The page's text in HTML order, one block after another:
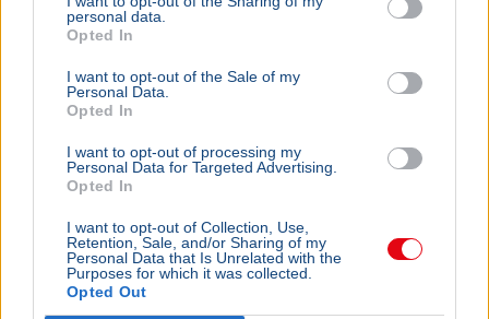
personal data.
Opted In
I want to opt-out of the Sale of my
Personal Data.
Opted In
I want to opt-out of processing my
Personal Data for Targeted Advertising.
Opted In
I want to opt-out of Collection, Use,
Retention, Sale, and/or Sharing of my
Personal Data that Is Unrelated with the
Purposes for which it was collected.
Opted Out
nem jelent terhelést az energiahálózatnak a